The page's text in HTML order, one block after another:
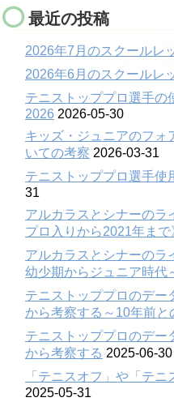
最近の投稿
2026年7月のスクールレ
2026年6月のスクールレ
テニストッププロ選手の
2026 2026-05-30
キッズ・ジュニアのフォ
いての考察 2026-03-31
テニストッププロ選手使
31
アルカラスとシナーのラ
プロ入りから2021年まで
アルカラスとシナーのラ
幼少期からジュニア時代
テニストッププロのデー
から考察する～10年前と
テニストッププロのデー
から考察する 2025-06-30
「テニスオフ」や「テ
2025-05-31